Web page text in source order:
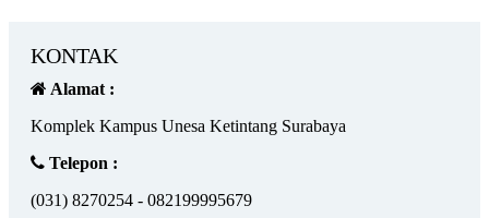
KONTAK
Alamat :
Komplek Kampus Unesa Ketintang Surabaya
Telepon :
(031) 8270254 - 082199995679